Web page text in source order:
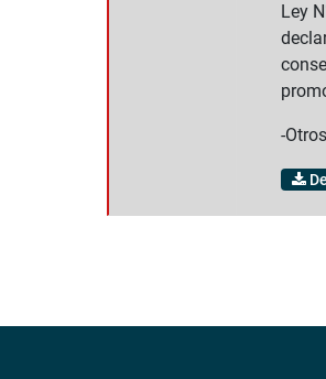
Ley
-